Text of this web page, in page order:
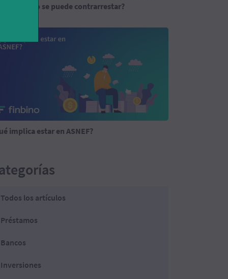
y cómo se puede contrarrestar?
implica estar en ASNEF?
Todos los artículos
Préstamos
Bancos
Inversiones